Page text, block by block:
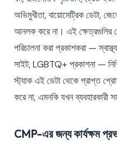
অভিমুখীতা, বায়োমেট্রিক ডেটা,
আনলক করে না। এই ক্ষেত্রগুলির
পরিচালনা করা প্রকাশকরা —
সাইট, LGBTQ+ প্রকাশনা —
স্ট্যাক এই ডেটা থেকে প্রাপ্ত
করে না, এমনকি যখন ব্যবহারকারী
CMP-এর জন্য কার্যক্ষম